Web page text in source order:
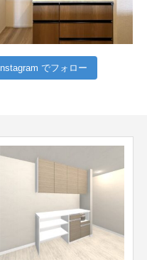
Instagram でフォロー